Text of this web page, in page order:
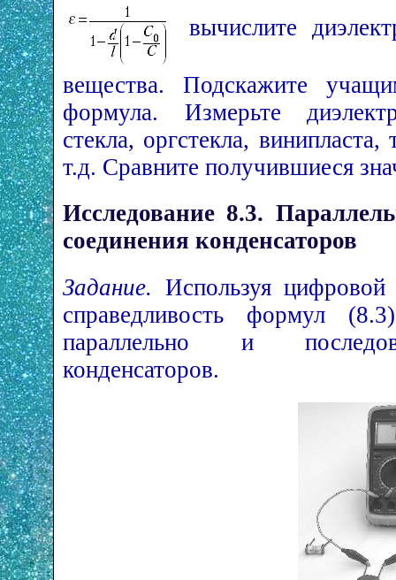
вычислите
вещества. Подскажите
формула. Измерьте
стекла, оргстекла, винипласта,
т.д. Сравните получившиеся
Исследование 8.3.
соединения конденсаторов
Задание. Используя цифровой
справедливость формул
параллельно и
конденсаторов.